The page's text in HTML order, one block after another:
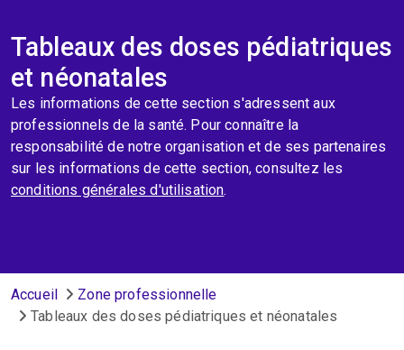
Tableaux des doses pédiatriques
et néonatales
Les informations de cette section s'adressent aux
professionnels de la santé. Pour connaître la
responsabilité de notre organisation et de ses partenaires
sur les informations de cette section, consultez les
conditions générales d'utilisation.
Fil d'Ariane
Accueil
Zone professionnelle
Tableaux des doses pédiatriques et néonatales